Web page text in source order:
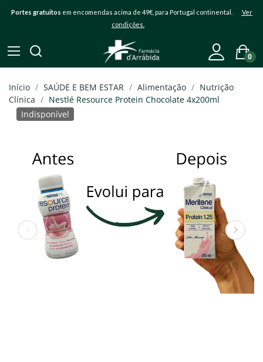
Portes gratuitos em encomendas acima de 49€, para Portugal continental. Ver
condições.
0
Início SAÚDE E BEM ESTAR Alimentação
Nutrição
Clínica
Nestlé Resource Protein Chocolate 4x200ml
Indisponível